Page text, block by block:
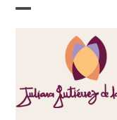
Skip
Open
Close